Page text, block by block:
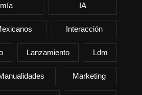
IA
Interacción
Lanzamiento Ldm
Marketing